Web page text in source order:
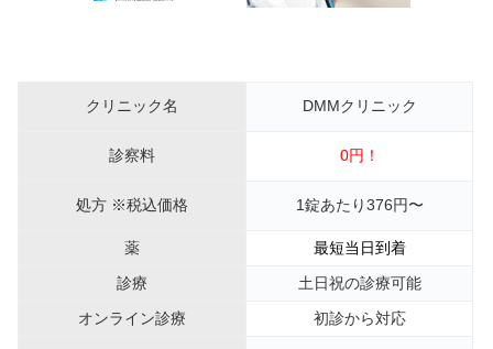
クリニック名 DMMクリニック
診察料 0円！
処方 ※税込価格 1錠あたり376円〜
薬
最短当日到着
診療
土日祝の診療可能
オンライン診療
初診から対応